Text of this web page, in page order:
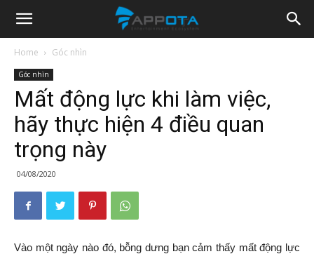
Appota
News
Home Góc nhìn
Góc nhìn
Mất động lực khi làm việc,
hãy thực hiện 4 điều quan
trọng này
04/08/2020
Vào một ngày nào đó, bỗng dưng bạn cảm thấy mất động lực